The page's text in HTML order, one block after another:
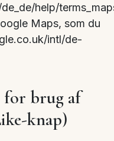
help/
Maps, som du
intl/de-
brug af
knap)